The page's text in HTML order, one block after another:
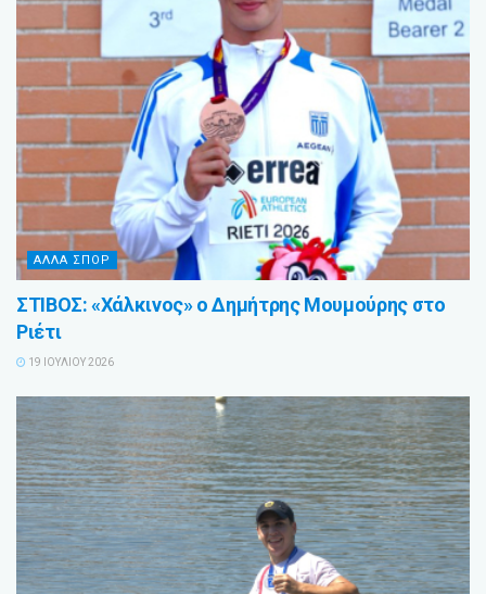
ΑΛΛΑ ΣΠΟΡ
ΣΤΙΒΟΣ: «Χάλκινος» ο Δημήτρης Μουμούρης στο
Ριέτι
19 ΙΟΥΛΊΟΥ 2026